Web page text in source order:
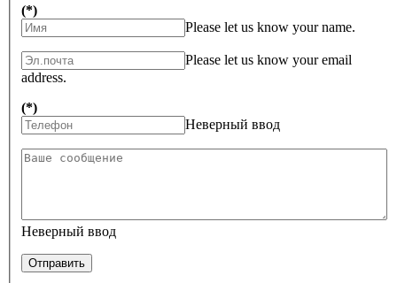
(*)
Please let us know your name.
Please let us know your email
address.
(*)
Неверный ввод
Неверный ввод